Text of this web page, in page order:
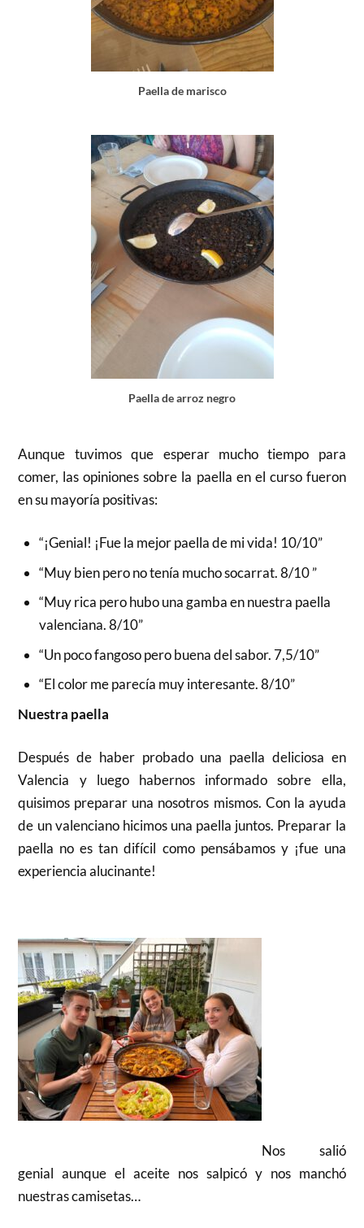
Paella de marisco
Paella de arroz negro
Aunque tuvimos que esperar mucho tiempo para
comer, las opiniones sobre la paella en el curso fueron
en su mayoría positivas:
“¡Genial! ¡Fue la mejor paella de mi vida! 10/10”
“Muy bien pero no tenía mucho socarrat. 8/10 ”
“Muy rica pero hubo una gamba en nuestra paella
valenciana. 8/10”
“Un poco fangoso pero buena del sabor. 7,5/10”
“El color me parecía muy interesante. 8/10”
Nuestra paella
Después de haber probado una paella deliciosa en
Valencia y luego habernos informado sobre ella,
quisimos preparar una nosotros mismos. Con la ayuda
de un valenciano hicimos una paella juntos. Preparar la
paella no es tan difícil como pensábamos y ¡fue una
experiencia alucinante!
Nos salió
genial aunque el aceite nos salpicó y nos manchó
nuestras camisetas…